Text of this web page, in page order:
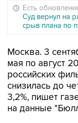
Есть
Суд вернул на
срыв плана по
Москва. 3
мая по август
российских
снизилась до
3,2%, пишет
на данные